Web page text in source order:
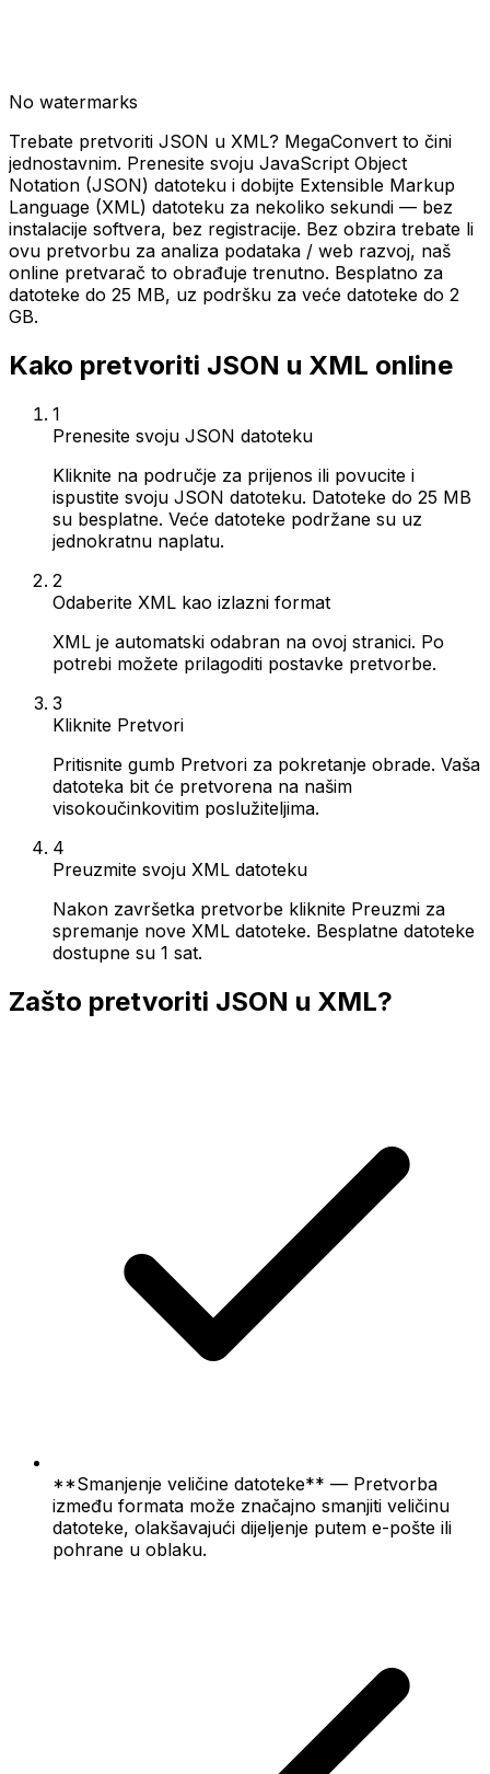
No watermarks
Trebate pretvoriti JSON u XML? MegaConvert to čini
jednostavnim. Prenesite svoju JavaScript Object
Notation (JSON) datoteku i dobijte Extensible Markup
Language (XML) datoteku za nekoliko sekundi — bez
instalacije softvera, bez registracije. Bez obzira trebate li
ovu pretvorbu za analiza podataka / web razvoj, naš
online pretvarač to obrađuje trenutno. Besplatno za
datoteke do 25 MB, uz podršku za veće datoteke do 2
GB.
Kako pretvoriti JSON u XML online
1
Prenesite svoju JSON datoteku
Kliknite na područje za prijenos ili povucite i
ispustite svoju JSON datoteku. Datoteke do 25 MB
su besplatne. Veće datoteke podržane su uz
jednokratnu naplatu.
2
Odaberite XML kao izlazni format
XML je automatski odabran na ovoj stranici. Po
potrebi možete prilagoditi postavke pretvorbe.
3
Kliknite Pretvori
Pritisnite gumb Pretvori za pokretanje obrade. Vaša
datoteka bit će pretvorena na našim
visokoučinkovitim poslužiteljima.
4
Preuzmite svoju XML datoteku
Nakon završetka pretvorbe kliknite Preuzmi za
spremanje nove XML datoteke. Besplatne datoteke
dostupne su 1 sat.
Zašto pretvoriti JSON u XML?
**Smanjenje veličine datoteke** — Pretvorba
između formata može značajno smanjiti veličinu
datoteke, olakšavajući dijeljenje putem e-pošte ili
pohrane u oblaku.